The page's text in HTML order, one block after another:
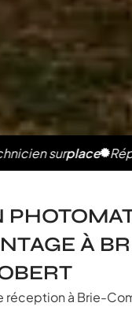
place Réponse
À
réception à Brie-